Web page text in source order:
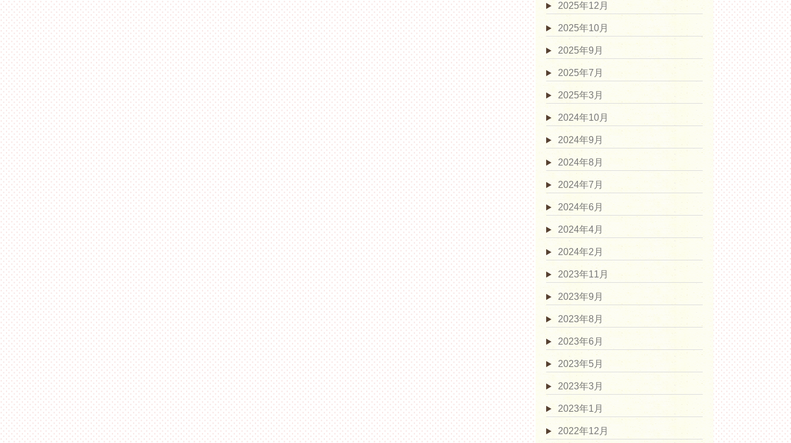
2025年12月
2025年10月
2025年9月
2025年7月
2025年3月
2024年10月
2024年9月
2024年8月
2024年7月
2024年6月
2024年4月
2024年2月
2023年11月
2023年9月
2023年8月
2023年6月
2023年5月
2023年3月
2023年1月
2022年12月